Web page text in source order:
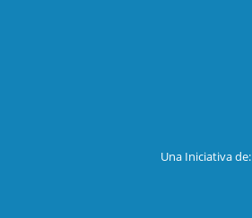
Una Iniciativa de: